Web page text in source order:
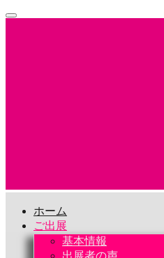
ホーム
ご出展
基本情報
出展者の声